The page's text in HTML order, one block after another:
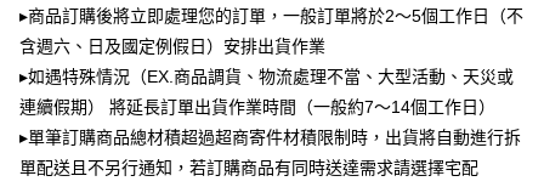
買賣價金債權讓與本公司後，依約使用本公司帳單繳交帳款。
2.基於同意付款使用「大哥付你分期」之契約關係目的，商店將以您的個人
資料（包含姓名、電話或地址）提供予台灣大哥大進項蒐集、處理及利用，
由本公司與您本人進行分期帳單所需資料之確認、核對及更正。
3.完整用戶服務條款，請詳閱以下連結：https://oppay.tw/userRule
7-11取貨付款
每筆NT$100，滿NT$900(含以上)免運費
付款後7-11取貨
每筆NT$100，滿NT$700(含以上)免運費
▸商品訂購後將立即處理您的訂單，一般訂單將於2～5個工作日（不
含週六、日及國定例假日）安排出貨作業
▸如遇特殊情況（EX.商品調貨、物流處理不當、大型活動、天災或
連續假期） 將延長訂單出貨作業時間（一般約7～14個工作日）
▸單筆訂購商品總材積超過超商寄件材積限制時，出貨將自動進行拆
單配送且不另行通知，若訂購商品有同時送達需求請選擇宅配